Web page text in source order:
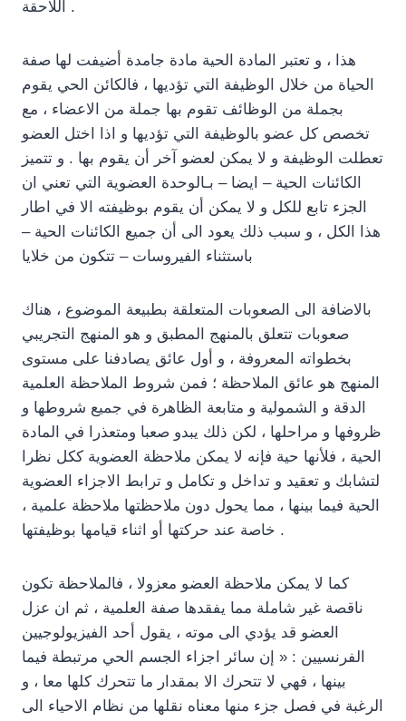
اللاحقة .
هذا ، و تعتبر المادة الحية مادة جامدة أضيفت لها صفة
الحياة من خلال الوظيفة التي تؤديها ، فالكائن الحي يقوم
بجملة من الوظائف تقوم بها جملة من الاعضاء ، مع
تخصص كل عضو بالوظيفة التي تؤديها و اذا اختل العضو
تعطلت الوظيفة و لا يمكن لعضو آخر أن يقوم بها . و تتميز
الكائنات الحية – ايضا – بـالوحدة العضوية التي تعني ان
الجزء تابع للكل و لا يمكن أن يقوم بوظيفته الا في اطار
هذا الكل ، و سبب ذلك يعود الى أن جميع الكائنات الحية –
باستثناء الفيروسات – تتكون من خلايا
بالاضافة الى الصعوبات المتعلقة بطبيعة الموضوع ، هناك
صعوبات تتعلق بالمنهج المطبق و هو المنهج التجريبي
بخطواته المعروفة ، و أول عائق يصادفنا على مستوى
المنهج هو عائق الملاحظة ؛ فمن شروط الملاحظة العلمية
الدقة و الشمولية و متابعة الظاهرة في جميع شروطها و
ظروفها و مراحلها ، لكن ذلك يبدو صعبا ومتعذرا في المادة
الحية ، فلأنها حية فإنه لا يمكن ملاحظة العضوية ككل نظرا
لتشابك و تعقيد و تداخل و تكامل و ترابط الاجزاء العضوية
الحية فيما بينها ، مما يحول دون ملاحظتها ملاحظة علمية ،
خاصة عند حركتها أو اثناء قيامها بوظيفتها .
كما لا يمكن ملاحظة العضو معزولا ، فالملاحظة تكون
ناقصة غير شاملة مما يفقدها صفة العلمية ، ثم ان عزل
العضو قد يؤدي الى موته ، يقول أحد الفيزيولوجيين
الفرنسيين : « إن سائر اجزاء الجسم الحي مرتبطة فيما
بينها ، فهي لا تتحرك الا بمقدار ما تتحرك كلها معا ، و
الرغبة في فصل جزء منها معناه نقلها من نظام الاحياء الى